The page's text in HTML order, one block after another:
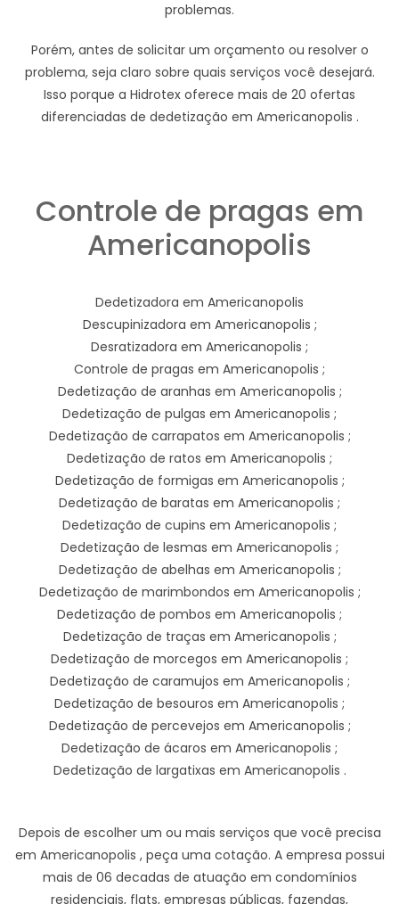
problemas.
Porém, antes de solicitar um orçamento ou resolver o
problema, seja claro sobre quais serviços você desejará.
Isso porque a Hidrotex oferece mais de 20 ofertas
diferenciadas de dedetização em Americanopolis .
Controle de pragas em
Americanopolis
Dedetizadora em Americanopolis
Descupinizadora em Americanopolis ;
Desratizadora em Americanopolis ;
Controle de pragas em Americanopolis ;
Dedetização de aranhas em Americanopolis ;
Dedetização de pulgas em Americanopolis ;
Dedetização de carrapatos em Americanopolis ;
Dedetização de ratos em Americanopolis ;
Dedetização de formigas em Americanopolis ;
Dedetização de baratas em Americanopolis ;
Dedetização de cupins em Americanopolis ;
Dedetização de lesmas em Americanopolis ;
Dedetização de abelhas em Americanopolis ;
Dedetização de marimbondos em Americanopolis ;
Dedetização de pombos em Americanopolis ;
Dedetização de traças em Americanopolis ;
Dedetização de morcegos em Americanopolis ;
Dedetização de caramujos em Americanopolis ;
Dedetização de besouros em Americanopolis ;
Dedetização de percevejos em Americanopolis ;
Dedetização de ácaros em Americanopolis ;
Dedetização de largatixas em Americanopolis .
Depois de escolher um ou mais serviços que você precisa
em Americanopolis , peça uma cotação. A empresa possui
mais de 06 decadas de atuação em condomínios
residenciais, flats, empresas públicas, fazendas,